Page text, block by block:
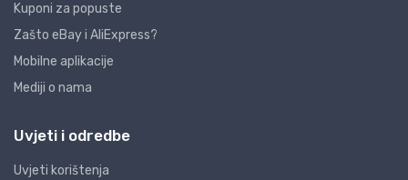
Kuponi za popuste
Zašto eBay i AliExpress?
Mobilne aplikacije
Mediji o nama
Uvjeti i odredbe
Uvjeti korištenja